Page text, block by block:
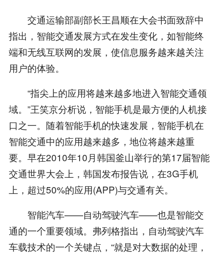
交通运输部副部长王昌顺在大会书面致辞中
指出，智能交通发展方式在发生变化，如智能终
端和无线互联网的发展，使信息服务越来越关注
用户的体验。
“指尖上的应用将越来越多地进入智能交通领
域。”王笑京分析说，智能手机是最方便的人机接
口之一。随着智能手机的快速发展，智能手机在
智能交通中的应用越来越多，地位将越来越重
要。早在2010年10月韩国釜山举行的第17届智能
交通世界大会上，韩国发布报告说，在3G手机
上，超过50%的应用(APP)与交通有关。
智能汽车——自动驾驶汽车——也是智能交
通的一个重要领域。弗列格指出，自动驾驶汽车
车载技术的一个关键点，“就是对大数据的处理，